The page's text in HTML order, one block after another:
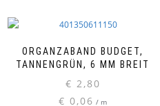
auf.
Die
ORGANZABAND BUDGET,
TANNENGRÜN, 6 MM BREIT
€ 2,80
€ 0,06 / m